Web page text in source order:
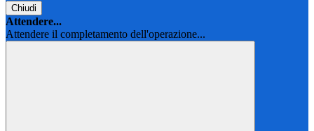
Chiudi
Attendere...
Attendere il completamento dell'operazione...